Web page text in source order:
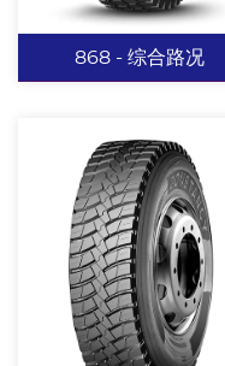
块比例重新调整，减少充
气后冠部变形量。 花纹沟
壁增加排石线，具有一定
查看更多
868 - 综合路况
868 - 综合路况
加宽的行驶面宽度，提高
耐磨性能。 横向宽沟槽设
计提供强有力的抓地力。